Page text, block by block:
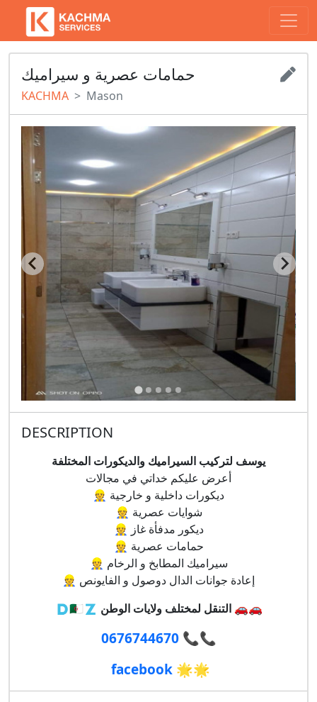
حمامات عصرية و سيراميك
KACHMA Mason
DESCRIPTION
يوسف لتركيب السيراميك والديكورات المختلفة
أعرض عليكم خداتي في مجالات
👷 ديكورات داخلية و خارجية
👷 شوايات عصرية
👷 ديكور مدفأة غاز
👷 حمامات عصرية
👷 سيراميك المطابخ و الرخام
👷 إعادة جوانات الدال دوصول و الفايونص
🚗🚗 التنقل لمختلف ولايات الوطن
0676744670📞📞
facebook🌟🌟